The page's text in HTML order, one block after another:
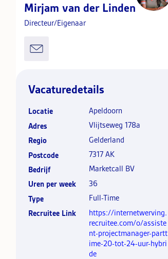
Mirjam van der Linden
Directeur/Eigenaar
Vacaturedetails
Locatie
Apeldoorn
Adres
Vlijtseweg 178a
Regio
Gelderland
Postcode
7317 AK
Bedrijf
Marketcall BV
Uren per week
36
Type
Full-Time
Recruitee Link
https://internetwerving.
recruitee.com/o/assiste
nt-projectmanager-partt
ime-20-tot-24-uur-hybri
de